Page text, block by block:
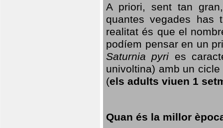
A priori, sent tan
quantes vegades has
realitat és que el
podíem pensar en un
Saturnia pyri es
univoltina) amb un
(els adults viuen 1
Quan és la millor